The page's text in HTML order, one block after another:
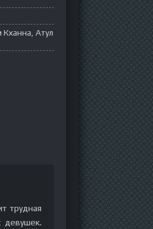
Атул
трудная
девушек.